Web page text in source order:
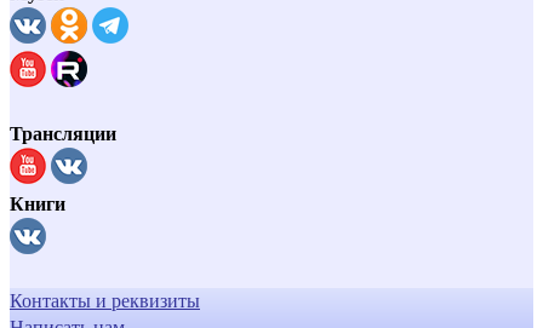
Трансляции
Книги
Контакты и реквизиты